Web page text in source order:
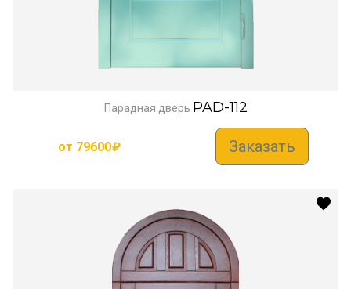
Парадная дверь PAD-112
от 79600₽ Заказать